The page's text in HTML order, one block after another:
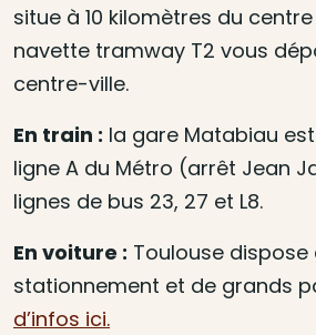
situe à 10 kilomètres du
navette tramway T2 vous
centre-ville.
En train : la gare Matabiau
ligne A du Métro (arrêt Jean
lignes de bus 23, 27 et L8.
En voiture : Toulouse
stationnement et de grands
d’infos ici.